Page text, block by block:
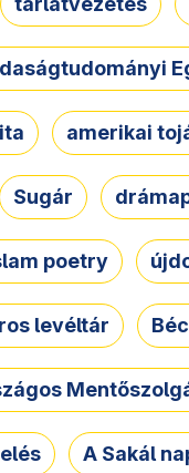
amerikai
Sugár
poetry
levéltár
A Sakál